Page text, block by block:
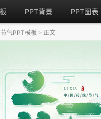
PPT背景 PPT图表
节气PPT模板 > 正文